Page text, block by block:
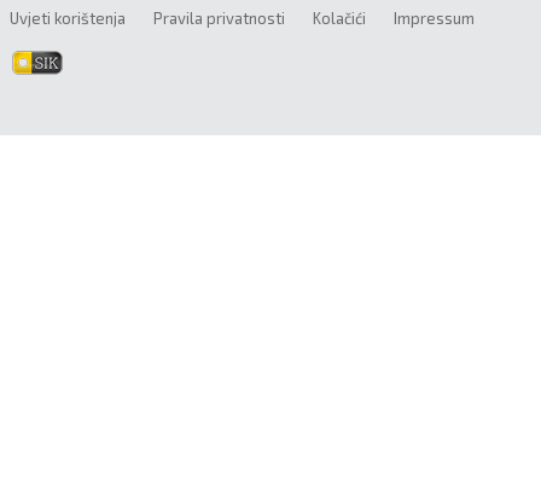
Uvjeti korištenja Pravila privatnosti Kolačići Impressum